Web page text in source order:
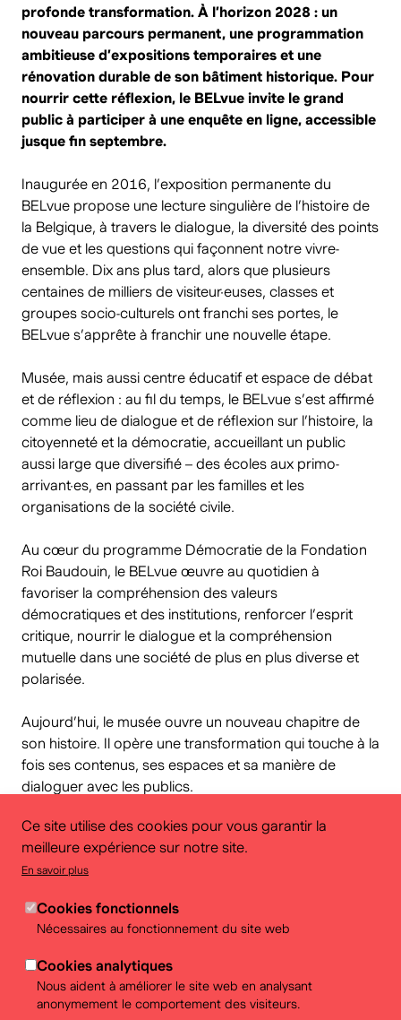
Ce site utilise des cookies pour vous garantir la
meilleure expérience sur notre site.
En savoir plus
Cookies fonctionnels
Nécessaires au fonctionnement du site web
Cookies analytiques
Nous aident à améliorer le site web en analysant
anonymement le comportement des visiteurs.
profonde transformation. À l’horizon 2028 : un
nouveau parcours permanent, une programmation
ambitieuse d’expositions temporaires et une
rénovation durable de son bâtiment historique. Pour
nourrir cette réflexion, le BELvue invite le grand
public à participer à une enquête en ligne, accessible
jusque fin septembre.
Inaugurée en 2016, l’exposition permanente du
BELvue propose une lecture singulière de l’histoire de
la Belgique, à travers le dialogue, la diversité des points
de vue et les questions qui façonnent notre vivre-
ensemble. Dix ans plus tard, alors que plusieurs
centaines de milliers de visiteur·euses, classes et
groupes socio-culturels ont franchi ses portes, le
BELvue s’apprête à franchir une nouvelle étape.
Musée, mais aussi centre éducatif et espace de débat
et de réflexion : au fil du temps, le BELvue s’est affirmé
comme lieu de dialogue et de réflexion sur l’histoire, la
citoyenneté et la démocratie, accueillant un public
aussi large que diversifié – des écoles aux primo-
arrivant·es, en passant par les familles et les
organisations de la société civile.
Au cœur du programme Démocratie de la Fondation
Roi Baudouin, le BELvue œuvre au quotidien à
favoriser la compréhension des valeurs
démocratiques et des institutions, renforcer l’esprit
critique, nourrir le dialogue et la compréhension
mutuelle dans une société de plus en plus diverse et
polarisée.
Aujourd’hui, le musée ouvre un nouveau chapitre de
son histoire. Il opère une transformation qui touche à la
fois ses contenus, ses espaces et sa manière de
dialoguer avec les publics.
Une exposition permanente renouvelée
Entièrement repensée la future exposition permanente
regard sur l’histoire de la Belgique, faisant le lien avec
les grandes questions qui traversent notre société.
Plus qu’un récit linéaire, elle invitera les visiteur·euses à
explorer les débats, les tensions et les choix qui
traversent la Belgique d’aujourd’hui, éclairés par les